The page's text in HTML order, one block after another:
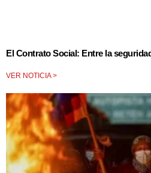
El Contrato Social: Entre la
VER NOTICIA >